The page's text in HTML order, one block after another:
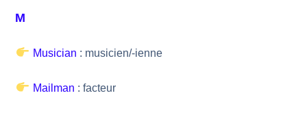
M
Musician : musicien/-ienne
Mailman : facteur